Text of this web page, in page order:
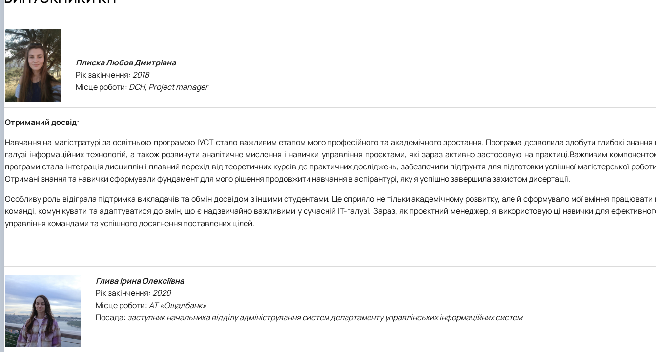
Склад кафедри
Випускники КН
Випускники ІПЗ
Робочі програми
Інші спеціальності
Матеріально-технічна база кафедри
Комп'ютерні науки (бакалавр)
Інформаційні управляючі системи і технології (магістр)
Штучний інтелект та робототехніка (магістр)
Інші спеціальності
Плиска Любов Дмитрівна
Рік закінчення: 2018
Місце роботи: DCH, Project manager
Отриманий досвід:
Навчання на магістратурі за освітньою програмою ІУСТ стало важливим етапом мого професійного та академічного зростання. Програма дозволила здобути глибокі знання
галузі інформаційних технологій, а також розвинути аналітичне мислення і навички управління проєктами, які зараз активно застосовую на практиці.Важливим
програми стала інтеграція дисциплін і плавний перехід від теоретичних курсів до практичних досліджень, забезпечили підґрунтя для підготовки успішної магістерської
Отримані знання та навички сформували фундамент для мого рішення продовжити навчання в аспірантурі, яку я успішно завершила захистом дисертації.
Особливу роль відіграла підтримка викладачів та обмін досвідом з іншими студентами. Це сприяло не тільки академічному розвитку, але й сформувало мої вміння працювати
команді, комунікувати та адаптуватися до змін, що є надзвичайно важливими у сучасній ІТ-галузі. Зараз, як проєктний менеджер, я використовую ці навички для
управління командами та успішного досягнення поставлених цілей.
Глива Ірина Олексіївна
Рік закінчення: 2020
Місце роботи:АТ «Ощадбанк»
Посада: заступник начальника відділу адміністрування систем департаменту управлінських інформаційних систем